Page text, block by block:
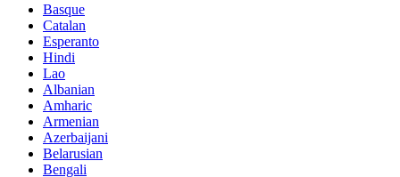
Basque
Catalan
Esperanto
Hindi
Lao
Albanian
Amharic
Armenian
Azerbaijani
Belarusian
Bengali